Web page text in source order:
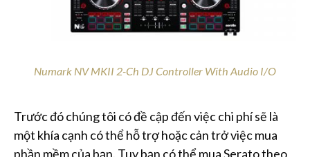
Numark NV MKII 2-Ch DJ Controller With Audio I/O
Trước đó chúng tôi có đề cập đến việc chi phí sẽ là
một khía cạnh có thể hỗ trợ hoặc cản trở việc mua
phần mềm của bạn. Tuy bạn có thể mua Serato theo